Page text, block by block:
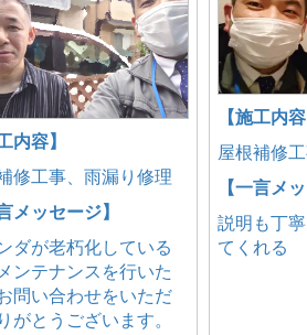
内容】
修工事、雨漏り修理
メッセージ】
ダが老朽化している
ンテナンスを行いた
問い合わせをいただ
がとうございます。
【施工内容
屋根補修
【一言メ
説明も丁
てくれる